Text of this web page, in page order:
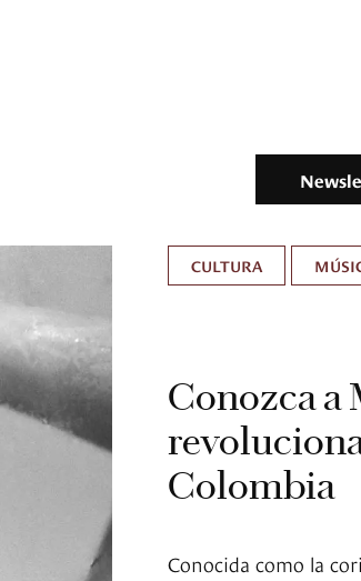
CULTURA
Conozca a
Colombia
Conocida como la